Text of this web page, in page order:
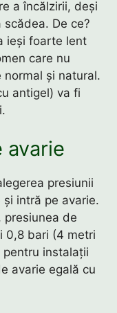
a încălzirii, deși
De ce?
ieși foarte lent
care nu
și natural.
antigel) va fi
avarie
presiunii
intră pe avarie.
de
0,8 bari (4 metri
pentru instalații
avarie egală cu